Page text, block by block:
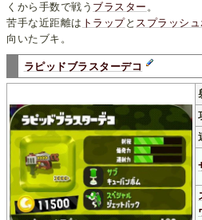
くから手数で戦う ブラスター 。
苦手な近距離は トラップと スプラッシ
向いたブキ。
ラピッドブラスターデコ